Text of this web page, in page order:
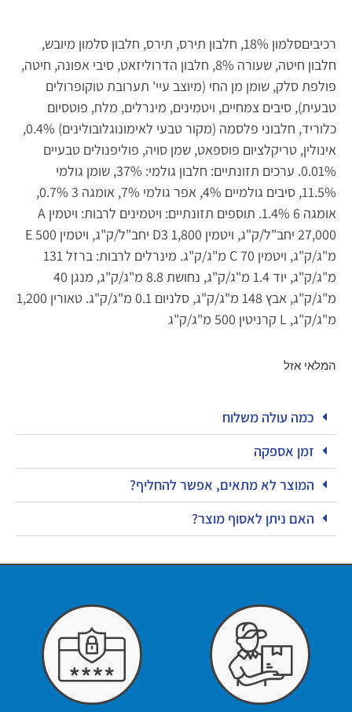
רכיביםסלמון 18%, חלבון תירס, תירס, חלבון סלמון מיובש,
חלבון חיטה, שעורה 8%, חלבון הדרוליזאט, סיבי אפונה, חיטה,
פולפת סלק, שומן מן החי (מיוצב עיי' תערובת טוקופרולים
טבעית), סיבים צמחיים, ויטמינים, מינרלים, מלח, פוטסיום
כלוריד, חלבוני פלסמה (מקור טבעי לאימונוגלובולינים) 0.4%,
אינולין, טריקלציום פוספאט, שמן סויה, פוליפנולים טבעיים
0.01%. ערכים תזונתיים: חלבון גולמי: 37%, שומן גולמי
11.5%, סיבים גולמיים 4%, אפר גולמי 7%, אומגה 3 0.7%,
אומגה 6 1.4%. תוספים תזונתיים: ויטמינים לרבות: ויטמין A
27,000 יחב"ל/ק"ג, ויטמין D3 1,800 יחב"ל/ק"ג, ויטמין E 500
מ"ג/ק"ג, ויטמין C 70 מ"ג/ק"ג. מינרלים לרבות: ברזל 131
מ"ג/ק"ג, יוד 1.4 מ"ג/ק"ג, נחושת 8.8 מ"ג/ק"ג, מנגן 40
מ"ג/ק"ג, אבץ 148 מ"ג/ק"ג, סלניום 0.1 מ"ג/ק"ג. טאורין 1,200
מ"ג/ק"ג, L קרניטין 500 מ"ג/ק"ג
המלאי אזל
כמה עולה משלוח
זמן אספקה
המוצר לא מתאים, אפשר להחליף?
האם ניתן לאסוף מוצר?